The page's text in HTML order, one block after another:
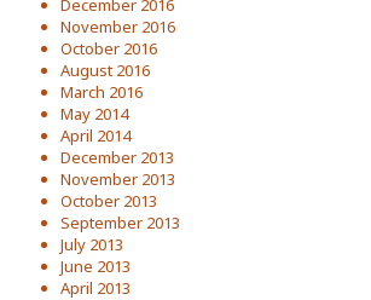
December 2016
November 2016
October 2016
August 2016
March 2016
May 2014
April 2014
December 2013
November 2013
October 2013
September 2013
July 2013
June 2013
April 2013